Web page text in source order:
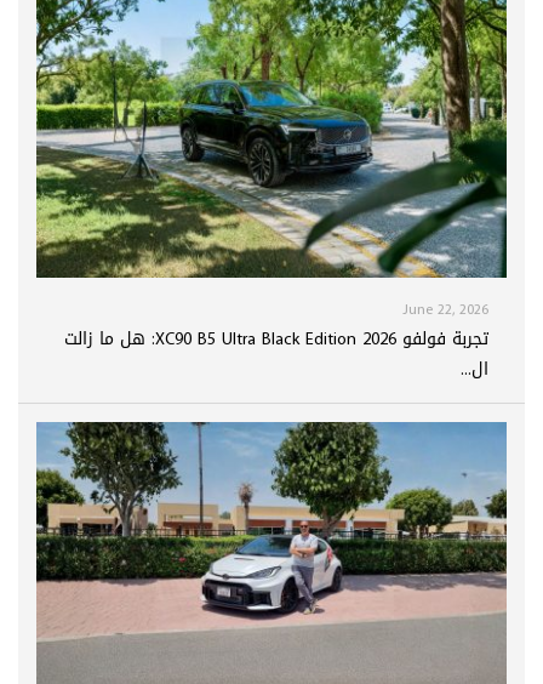
June 22, 2026
تجربة فولفو XC90 B5 Ultra Black Edition 2026: هل ما زالت
ال...